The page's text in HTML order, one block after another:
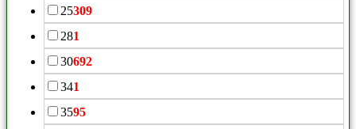
25309
281
30692
341
3595